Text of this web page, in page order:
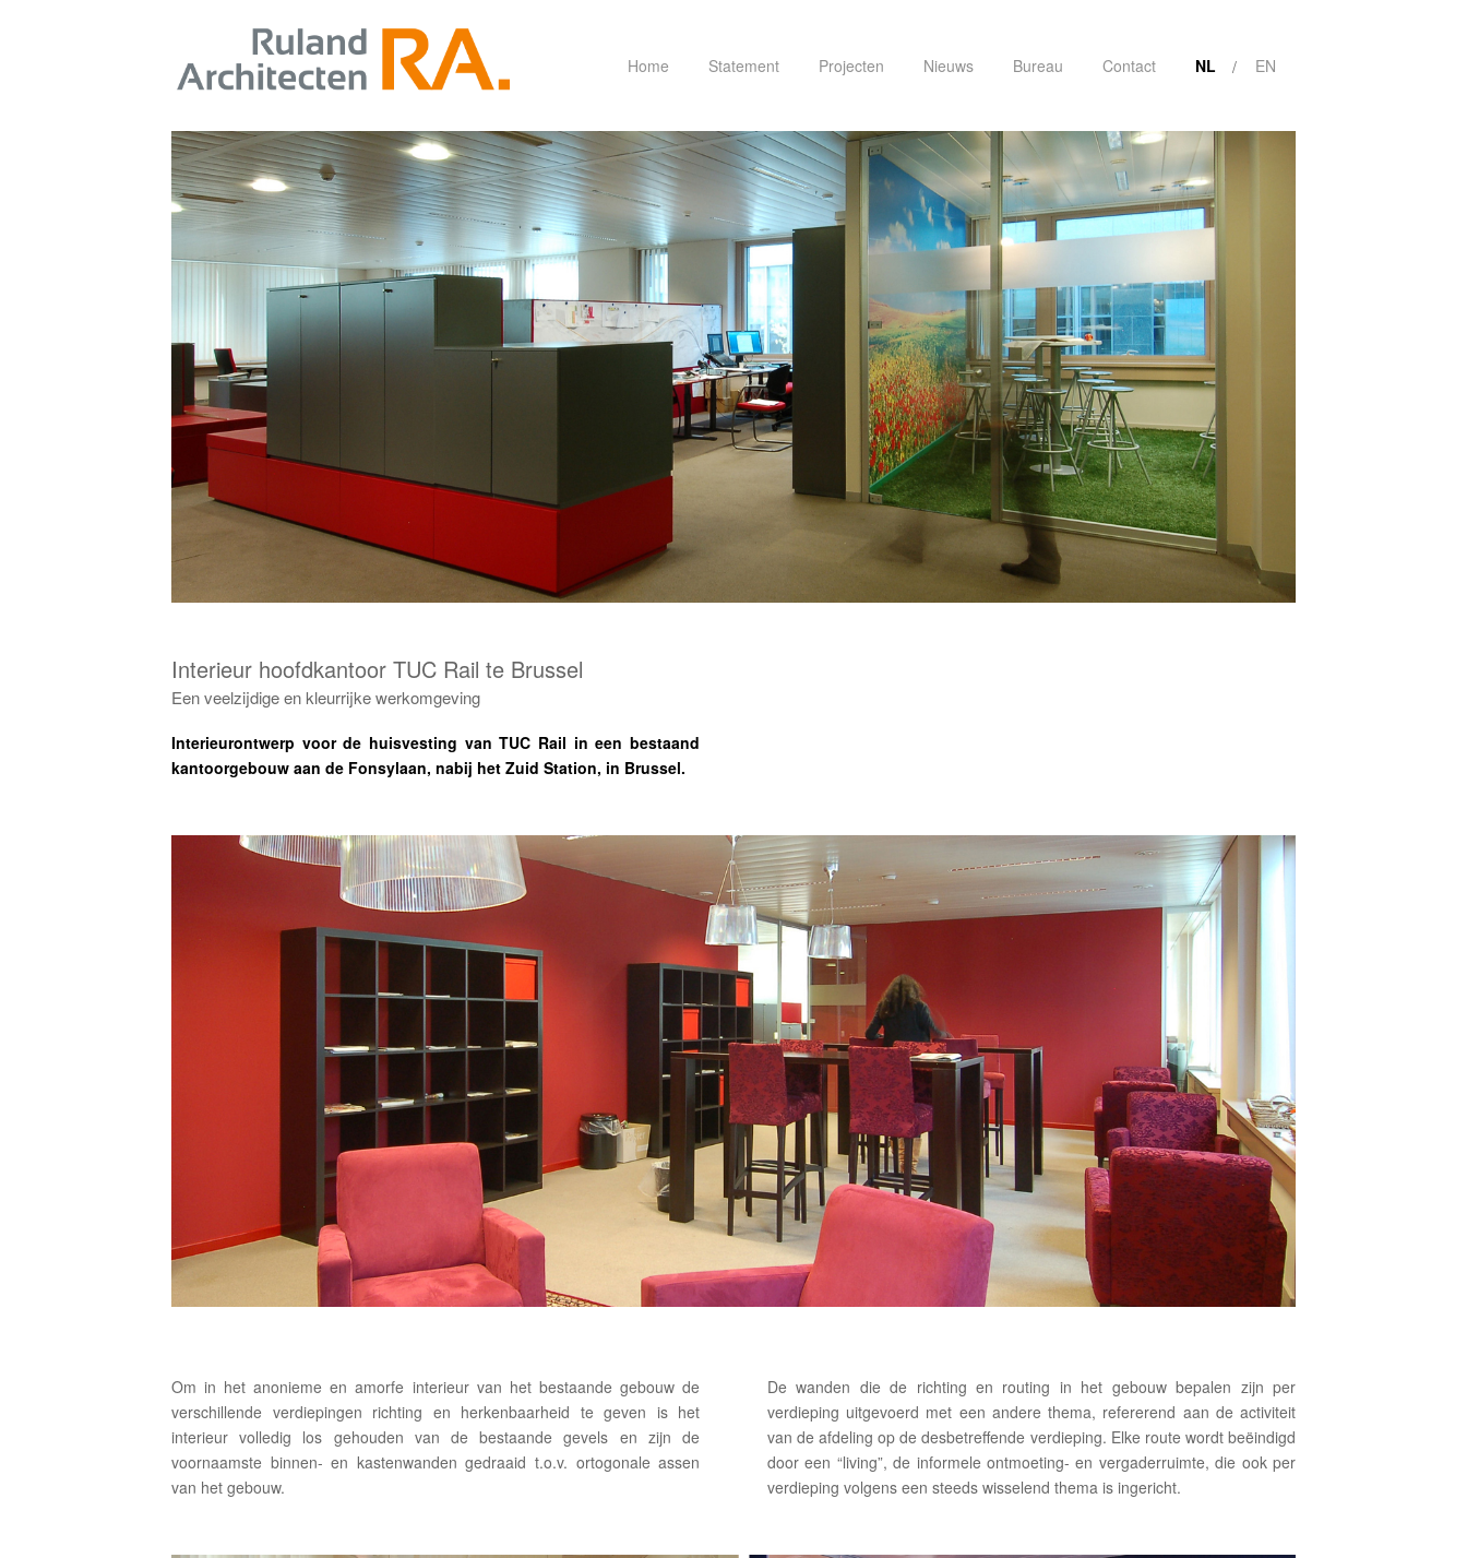
Home Statement Projecten Nieuws Bureau Contact NL EN
Interieur hoofdkantoor TUC Rail te Brussel
Een veelzijdige en kleurrijke werkomgeving
Interieurontwerp voor de huisvesting van TUC Rail in een bestaand
kantoorgebouw aan de Fonsylaan, nabij het Zuid Station, in Brussel.
Om in het anonieme en amorfe interieur van het bestaande gebouw de
verschillende verdiepingen richting en herkenbaarheid te geven is het
interieur volledig los gehouden van de bestaande gevels en zijn de
voornaamste binnen- en kastenwanden gedraaid t.o.v. ortogonale assen
van het gebouw.
De wanden die de richting en routing in het gebouw bepalen zijn per
verdieping uitgevoerd met een andere thema, refererend aan de activiteit
van de afdeling op de desbetreffende verdieping. Elke route wordt beëindigd
door een “living”, de informele ontmoeting- en vergaderruimte, die ook per
verdieping volgens een steeds wisselend thema is ingericht.